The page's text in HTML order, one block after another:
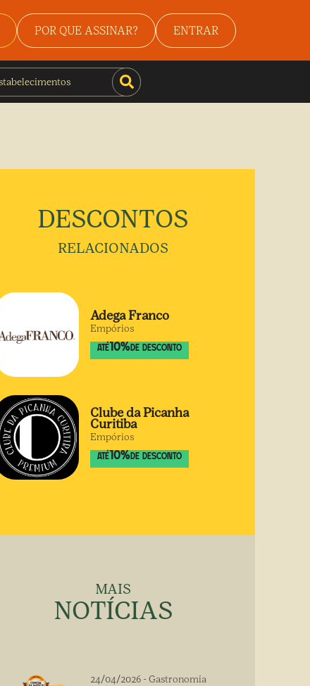
POR QUE ASSINAR? ENTRAR
DESCONTOS
RELACIONADOS
Adega Franco
Empórios
ATÉ10%DE DESCONTO
Clube da Picanha
Curitiba
Empórios
ATÉ10%DE DESCONTO
MAIS
NOTÍCIAS
24/04/2026 -Gastronomia